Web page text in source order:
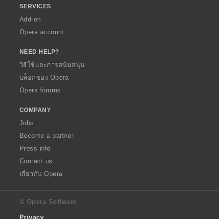
SERVICES
Add-on
Opera account
NEED HELP?
วิธีใช้และการสนับสนุน
บล็อกของ Opera
Opera forums
COMPANY
Jobs
Become a partner
Press info
Contact us
เกี่ยวกับ Opera
© Opera Software
Privacy